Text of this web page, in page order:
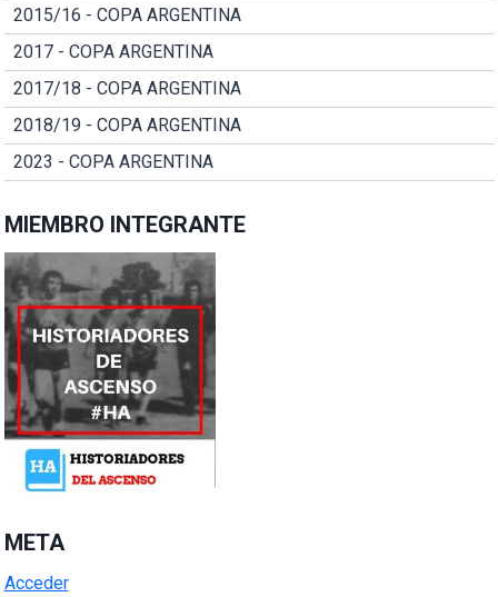
2015/16 - COPA ARGENTINA
2017 - COPA ARGENTINA
2017/18 - COPA ARGENTINA
2018/19 - COPA ARGENTINA
2023 - COPA ARGENTINA
MIEMBRO INTEGRANTE
META
Acceder